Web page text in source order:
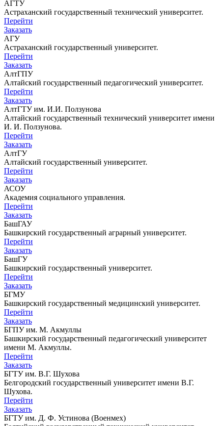
АГТУ
Астраханский государственный технический университет.
Перейти
Заказать
АГУ
Астраханский государственный университет.
Перейти
Заказать
АлтГПУ
Алтайский государственный педагогический университет.
Перейти
Заказать
АлтГТУ им. И.И. Ползунова
Алтайский государственный технический университет имени
И. И. Ползунова.
Перейти
Заказать
АлтГУ
Алтайский государственный университет.
Перейти
Заказать
АСОУ
Академия социального управления.
Перейти
Заказать
БашГАУ
Башкирский государственный аграрный университет.
Перейти
Заказать
БашГУ
Башкирский государственный университет.
Перейти
Заказать
БГМУ
Башкирский государственный медицинский университет.
Перейти
Заказать
БГПУ им. М. Акмуллы
Башкирский государственный педагогический университет
имени М. Акмуллы.
Перейти
Заказать
БГТУ им. В.Г. Шухова
Белгородский государственный университет имени В.Г.
Шухова.
Перейти
Заказать
БГТУ им. Д. Ф. Устинова (Военмех)